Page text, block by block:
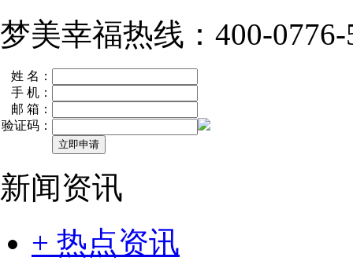
梦美幸福热线：400-0776-
姓 名：
手 机：
邮 箱：
验证码：
新闻资讯
+ 热点资讯